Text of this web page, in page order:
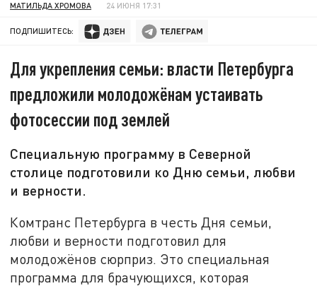
МАТИЛЬДА ХРОМОВА 24 ИЮНЯ 17:31
ПОДПИШИТЕСЬ:
Для укрепления семьи: власти Петербурга
предложили молодожёнам устаивать
фотосессии под землей
Специальную программу в Северной
столице подготовили ко Дню семьи, любви
и верности.
Комтранс Петербурга в честь Дня семьи,
любви и верности подготовил для
молодожёнов сюрприз. Это специальная
программа для брачующихся, которая